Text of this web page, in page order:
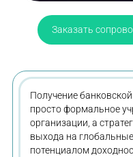
Заказать
Получение
просто формальное
организации, а
выхода на
потенциалом